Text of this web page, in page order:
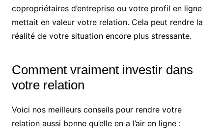
copropriétaires d’entreprise ou votre profil en ligne
mettait en valeur votre relation. Cela peut rendre la
réalité de votre situation encore plus stressante.
Comment vraiment investir dans
votre relation
Voici nos meilleurs conseils pour rendre votre
relation aussi bonne qu’elle en a l’air en ligne :